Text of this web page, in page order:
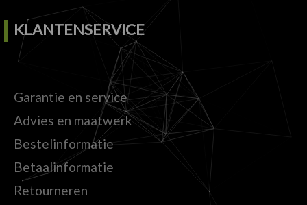
KLANTENSERVICE
Garantie en service
Advies en maatwerk
Bestelinformatie
Betaalinformatie
Retourneren